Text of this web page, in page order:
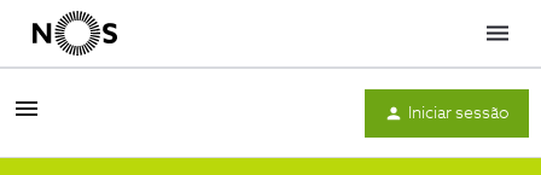
Menu
Iniciar sessão